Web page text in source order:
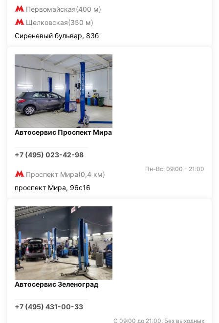
Первомайская(400 м)
Щелковская(350 м)
Сиреневый бульвар, 83б
Автосервис Проспект Мира
+7 (495) 023-42-98
Проспект Мира(0,4 км)
Пн-Вс: 09:00 - 21:00
проспект Мира, 96с16
Автосервис Зеленоград
+7 (495) 431-00-33
С 09:00 до 21:00. Без выходных